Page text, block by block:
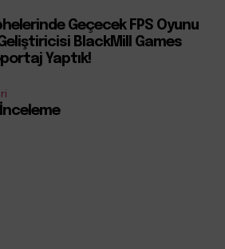
Geçecek FPS Oyunu
BlackMill Games
Yaptık!